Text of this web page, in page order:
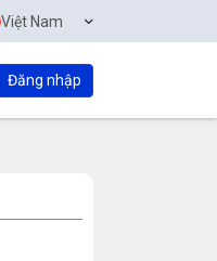
Việt Nam
Đăng nhập